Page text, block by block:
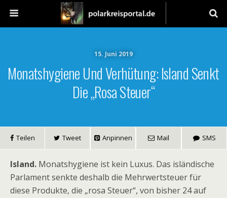
15. Juni 2019
Monatshygiene Und Verhütung: Island Senkt
Die „rosa Steuer“
Teilen Tweet Anpinnen Mail SMS
Island. Monatshygiene ist kein Luxus. Das isländische
Parlament senkte deshalb die Mehrwertsteuer für
diese Produkte, die „rosa Steuer“, von bisher 24 auf